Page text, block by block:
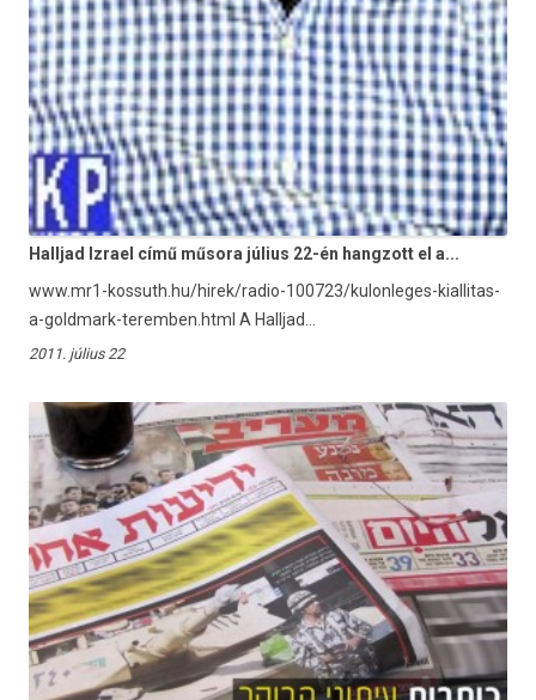
Halljad Izrael című műsora július 22-én hangzott el a...
www.mr1-kossuth.hu/hirek/radio-100723/kulonleges-kiallitas-
a-goldmark-teremben.html A Halljad...
2011. július 22